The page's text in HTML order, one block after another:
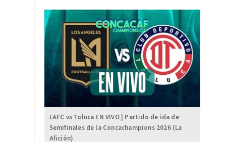
LAFC vs Toluca EN VIVO | Partido de ida de
Semifinales de la Concachampions 2026 (La
Afición)